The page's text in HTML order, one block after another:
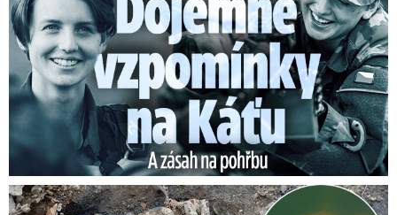
Senzace na vyschlém Dunaji: Vynořily se nacistické poklady!